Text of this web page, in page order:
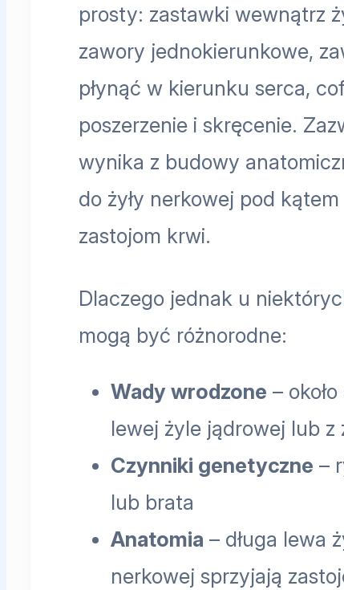
prosty: zastawki wewnątrz
zawory jednokierunkowe,
płynąć w kierunku serca,
poszerzenie i skręcenie.
wynika z budowy
do żyły nerkowej pod
zastojom krwi.
Dlaczego jednak u
mogą być różnorodne:
Wady wrodzone –
lewej żyle jądrowej lub
Czynniki genetyczne –
lub brata
Anatomia – długa lewa
nerkowej sprzyjają